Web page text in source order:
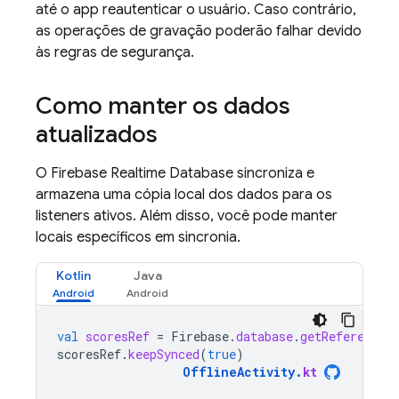
até o app reautenticar o usuário. Caso contrário,
as operações de gravação poderão falhar devido
às regras de segurança.
Como manter os dados
atualizados
O Firebase Realtime Database sincroniza e
armazena uma cópia local dos dados para os
listeners ativos. Além disso, você pode manter
locais específicos em sincronia.
Kotlin Java
val scoresRef = Firebase.database.getReference
scoresRef.keepSynced(true)
OfflineActivity. kt